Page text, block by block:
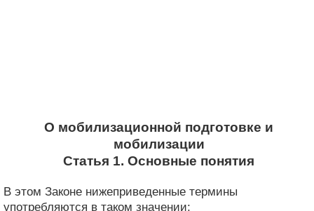
О мобилизационной подготовке и
мобилизации
Статья 1. Основные понятия
В этом Законе нижеприведенные термины
употребляются в таком значении: